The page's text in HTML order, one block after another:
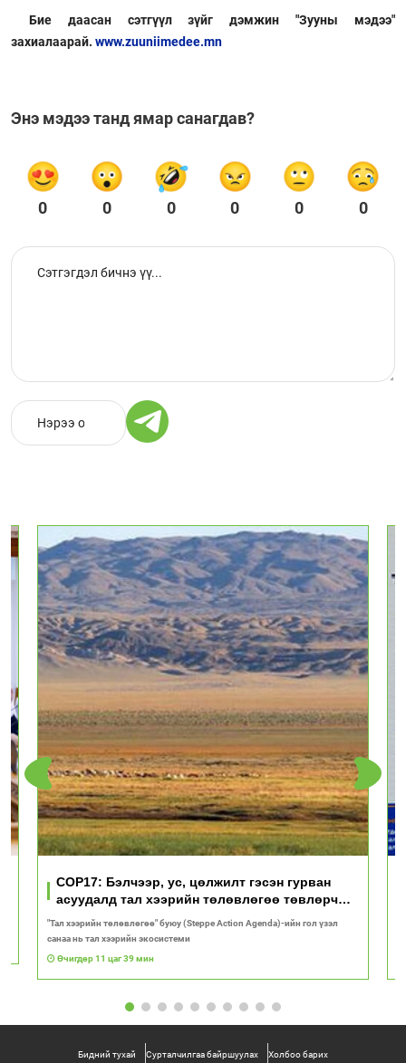
Бие даасан сэтгүүл зүйг дэмжин "Зууны мэдээ"
захиалаарай. www.zuuniimedee.mn
Энэ мэдээ танд ямар санагдав?
0 0 0 0 0 0
COP17: Бэлчээр, ус, цөлжилт гэсэн гурван
асуудалд тал хээрийн төлөвлөгөө төвлөрч
байна
"Тал хээрийн төлөвлөгөө" буюу (Steppe Action Agenda)-ийн гол үзэл
санаа нь тал хээрийн экосистеми
Өчигдөр 11 цаг 39 мин
Бидний тухай Сурталчилгаа байршуулах Холбоо барих